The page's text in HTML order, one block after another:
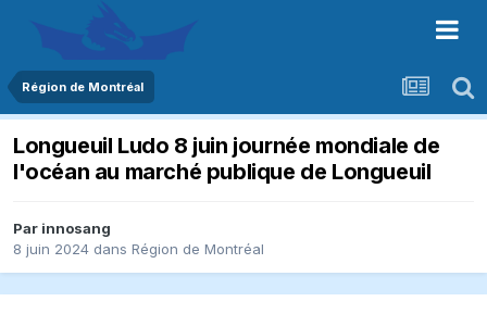
Région de Montréal
Longueuil Ludo 8 juin journée mondiale de
l'océan au marché publique de Longueuil
Par innosang
8 juin 2024 dans Région de Montréal